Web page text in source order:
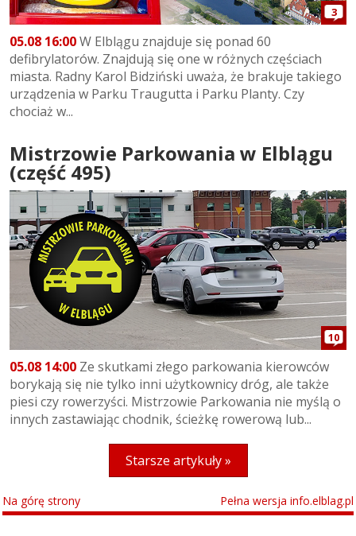
3
05.08 16:00W Elblągu znajduje się ponad 60
defibrylatorów. Znajdują się one w różnych częściach
miasta. Radny Karol Bidziński uważa, że brakuje takiego
urządzenia w Parku Traugutta i Parku Planty. Czy
chociaż w...
Mistrzowie Parkowania w Elblągu
(część 495)
10
05.08 14:00 Ze skutkami złego parkowania kierowców
borykają się nie tylko inni użytkownicy dróg, ale także
piesi czy rowerzyści. Mistrzowie Parkowania nie myślą o
innych zastawiając chodnik, ścieżkę rowerową lub...
Starsze artykuły »
Na górę strony Pełna wersja info.elblag.pl